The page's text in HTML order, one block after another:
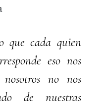
que cada quien
eso nos
no nos
de nuestras